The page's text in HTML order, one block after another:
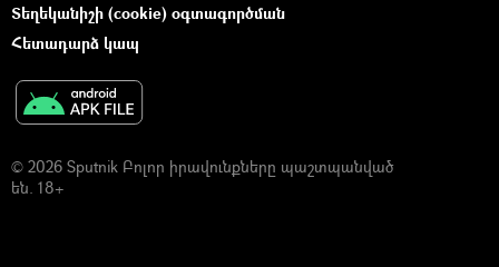
Տեղեկանիշի (cookie) օգտագործման
Հետադարձ կապ
© 2026 Sputnik Բոլոր իրավունքները պաշտպանված
են. 18+